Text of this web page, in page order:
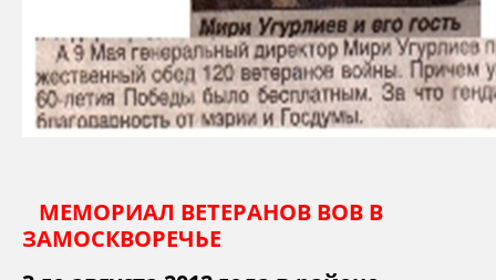
МЕМОРИАЛ ВЕТЕРАНОВ ВОВ В
ЗАМОСКВОРЕЧЬЕ